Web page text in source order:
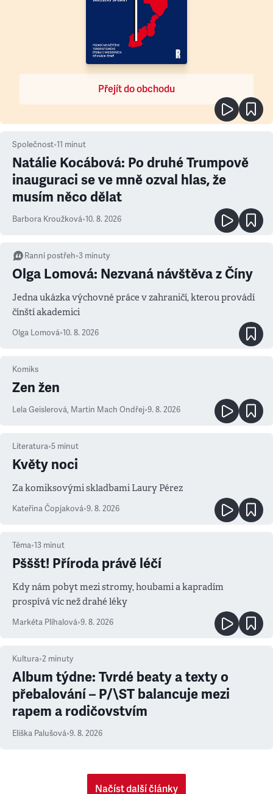
Přejít do obchodu
Společnost•11 minut
Natálie Kocábová: Po druhé Trumpově
inauguraci se ve mně ozval hlas, že
musím něco dělat
Barbora Kroužková•10. 8. 2026
Ranní postřeh•3 minuty
Olga Lomová: Nezvaná návštěva z Číny
Jedna ukázka výchovné práce v zahraničí, kterou provádí
čínští akademici
Olga Lomová•10. 8. 2026
Komiks
Zen žen
Lela Geislerová, Martin Mach Ondřej•9. 8. 2026
Literatura•5 minut
Květy noci
Za komiksovými skladbami Laury Pérez
Kateřina Čopjaková•9. 8. 2026
Téma•13 minut
Pšššt! Příroda právě léčí
Kdy nám pobyt mezi stromy, houbami a kapradím
prospívá víc než drahé léky
Markéta Plíhalová•9. 8. 2026
Kultura•2 minuty
Album týdne: Tvrdé beaty a texty o
přebalování – P/\ST balancuje mezi
rapem a rodičovstvím
Eliška Palušová•9. 8. 2026
Načíst další články